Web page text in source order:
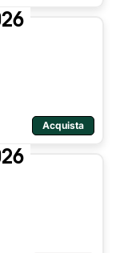
Acquista